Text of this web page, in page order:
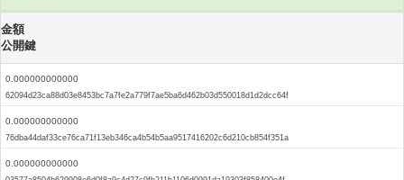
金額
公開鍵
0.000000000000
62094d23ca88d03e8453bc7a7fe2a779f7ae5ba6d462b03d550018d1d2dcc64f
0.000000000000
76dba44daf33ce76ca71f13eb346ca4b54b5aa9517416202c6d210cb854f351a
0.000000000000